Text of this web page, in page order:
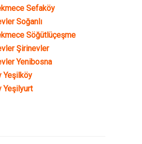
Sefaköy
Soğanlı
Söğütlüçeşme
Şirinevler
Yenibosna
Yeşilköy
Yeşilyurt